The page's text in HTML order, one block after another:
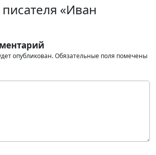
«Иван
опубликован.Обязательные поля помечены